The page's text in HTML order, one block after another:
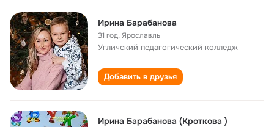
Ирина Барабанова
31 год,Ярославль
Угличский педагогический колледж
Добавить в друзья
Ирина Барабанова (Кроткова )